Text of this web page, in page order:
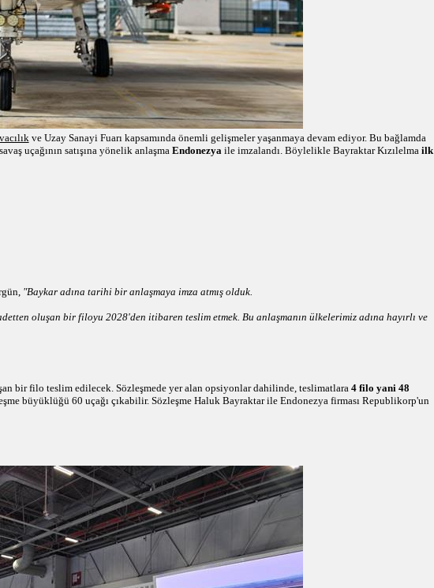
ve Uzay Sanayi Fuarı kapsamında önemli gelişmeler yaşanmaya devam ediyor. Bu bağlamda
uçağının satışına yönelik anlaşma Endonezya ile imzalandı. Böylelikle Bayraktar Kızılelma ilk
"Baykar adına tarihi bir anlaşmaya imza atmış olduk.
oluşan bir filoyu 2028'den itibaren teslim etmek. Bu anlaşmanın ülkelerimiz adına hayırlı ve
bir filo teslim edilecek. Sözleşmede yer alan opsiyonlar dahilinde, teslimatlara 4 filo yani 48
büyüklüğü 60 uçağı çıkabilir. Sözleşme Haluk Bayraktar ile Endonezya firması Republikorp'un